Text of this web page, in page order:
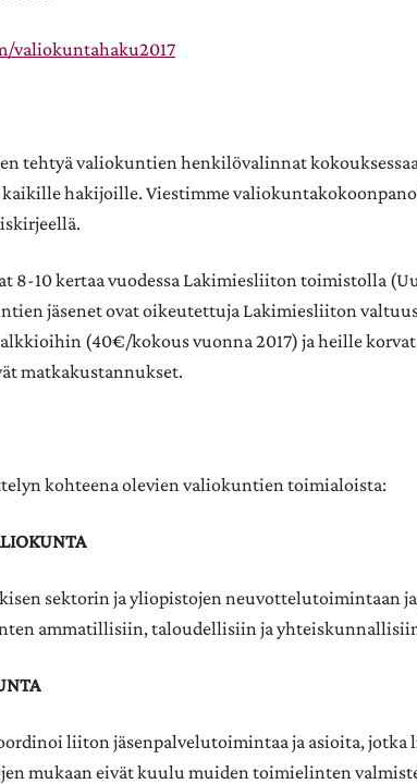
valiokuntahaku2017
tehtyä valiokuntien henkilövalinnat
hakijoille. Viestimme
8-10 kertaa vuodessa Lakimiesliiton toimistolla
jäsenet ovat oikeutettuja Lakimiesliiton
(40€/kokous vuonna 2017) ja heille
matkakustannukset.
kohteena olevien valiokuntien toimialoista:
sektorin ja yliopistojen neuvottelutoimintaan
ammatillisiin, taloudellisiin ja
liiton jäsenpalvelutoimintaa ja asioita, jotka
mukaan eivät kuulu muiden toimielinten